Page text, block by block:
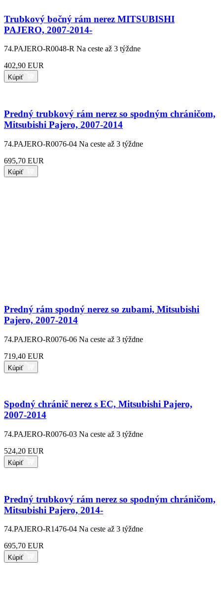
Trubkový bočný rám nerez MITSUBISHI
PAJERO, 2007-2014-
74.PAJERO-R0048-R Na ceste až 3 týždne
402,90 EUR
Kúpiť
Predný trubkový rám nerez so spodným chráničom,
Mitsubishi Pajero, 2007-2014
74.PAJERO-R0076-04 Na ceste až 3 týždne
695,70 EUR
Kúpiť
Predný rám spodný nerez so zubami, Mitsubishi
Pajero, 2007-2014
74.PAJERO-R0076-06 Na ceste až 3 týždne
719,40 EUR
Kúpiť
Spodný chránič nerez s EC, Mitsubishi Pajero,
2007-2014
74.PAJERO-R0076-03 Na ceste až 3 týždne
524,20 EUR
Kúpiť
Predný trubkový rám nerez so spodným chráničom,
Mitsubishi Pajero, 2014-
74.PAJERO-R1476-04 Na ceste až 3 týždne
695,70 EUR
Kúpiť